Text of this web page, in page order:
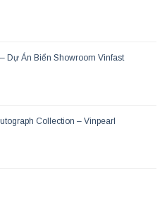
Dự Án Biển Showroom Vinfast
Collection – Vinpearl